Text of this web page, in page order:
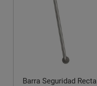
Barra Seguridad Recta